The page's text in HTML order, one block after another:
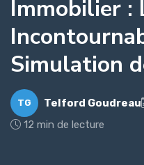
Immobilier :
Simulation
TG Telford Goudreau
12 min de lecture